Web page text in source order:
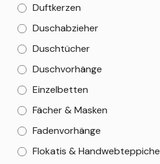
Duftkerzen
Duschabzieher
Duschtücher
Duschvorhänge
Einzelbetten
Fächer & Masken
Fadenvorhänge
Flokatis & Handwebteppiche